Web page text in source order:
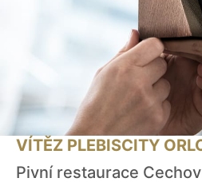
VÍTĚZ PLEBISCITY
Pivní restaurace